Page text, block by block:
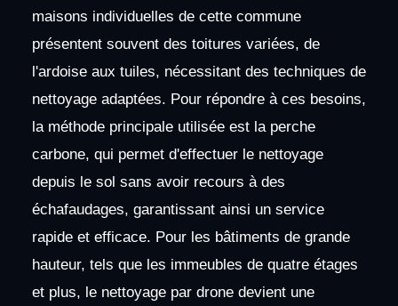
maisons individuelles de cette commune
présentent souvent des toitures variées, de
l'ardoise aux tuiles, nécessitant des techniques de
nettoyage adaptées. Pour répondre à ces besoins,
la méthode principale utilisée est la perche
carbone, qui permet d'effectuer le nettoyage
depuis le sol sans avoir recours à des
échafaudages, garantissant ainsi un service
rapide et efficace. Pour les bâtiments de grande
hauteur, tels que les immeubles de quatre étages
et plus, le nettoyage par drone devient une